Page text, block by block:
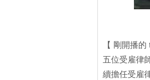
【 剛開播
五位受雇律
續擔任受雇